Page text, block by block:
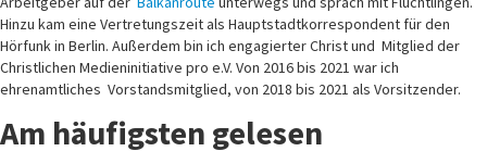
Hinzu kam eine Vertretungszeit als Hauptstadtkorrespondent für den
Hörfunk in Berlin. Außerdem bin ich engagierter Christ und Mitglied der
Christlichen Medieninitiative pro e.V. Von 2016 bis 2021 war ich
ehrenamtliches Vorstandsmitglied, von 2018 bis 2021 als Vorsitzender.
Am häufigsten gelesen